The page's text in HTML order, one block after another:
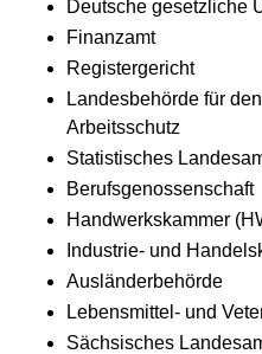
Deutsche gesetzliche
Finanzamt
Registergericht
Landesbehörde für
Arbeitsschutz
Statistisches
Berufsgenossenschaft
Handwerkskammer
Industrie- und
Ausländerbehörde
Lebensmittel- und
Sächsisches